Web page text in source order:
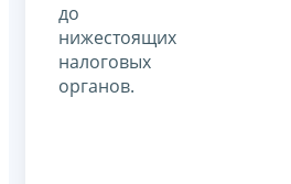
до
нижестоящих
налоговых
органов.